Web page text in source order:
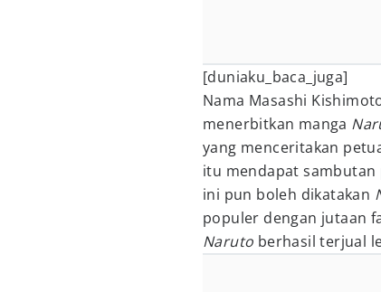
[duniaku_baca_juga]
Nama Masashi
menerbitkan manga
yang menceritakan
itu mendapat sambutan
ini pun boleh dikatakan
populer dengan jutaan
Naruto berhasil terjual